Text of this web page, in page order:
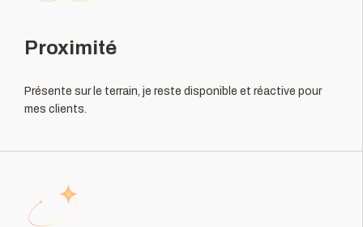
Proximité
Présente sur le terrain, je reste disponible et réactive pour
mes clients.